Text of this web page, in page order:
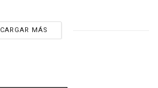
CARGAR MÁS